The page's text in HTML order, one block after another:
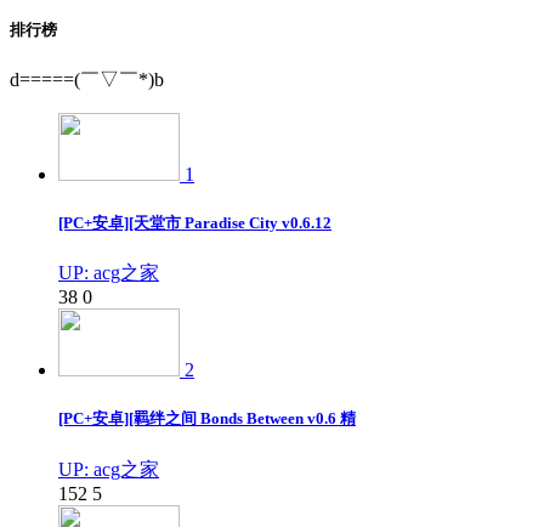
排行榜
d=====(￣▽￣*)b
1
[PC+安卓][天堂市 Paradise City v0.6.12
UP: acg之家
38 0
2
[PC+安卓][羁绊之间 Bonds Between v0.6 精
UP: acg之家
152 5